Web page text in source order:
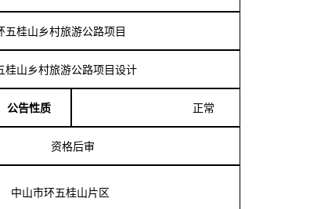
五桂山乡村旅游公路项目
桂山乡村旅游公路项目设计
公告性质 正常
资格后审
中山市环五桂山片区